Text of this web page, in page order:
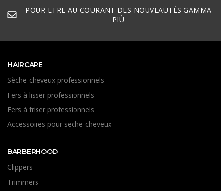
POUR ETRE AU COURANT DES NOUVEAUTÉS GAMMA
PIÙ
HAIRCARE
Sèche-cheveux professionnels
Fers à lisser professionnels
Fers à friser professionnels
Accessoires pour seche-cheveux
BARBERHOOD
Clippers
Trimmers